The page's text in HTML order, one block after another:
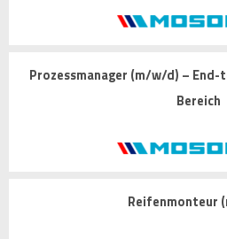
Prozessmanager (m/w/d) – End-
Bereich
Reifenmonteur